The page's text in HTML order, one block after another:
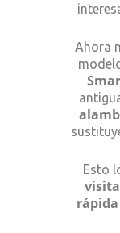
Ahora
Esto
rápida